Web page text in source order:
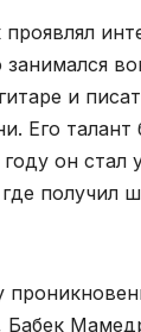
занимался
и
Его талант
он стал
получил
Бабек